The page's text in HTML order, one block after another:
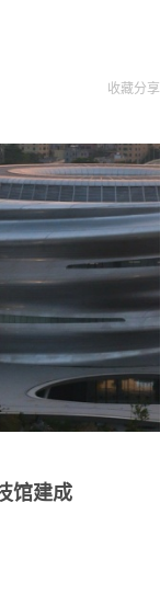
收藏分享
馆建成